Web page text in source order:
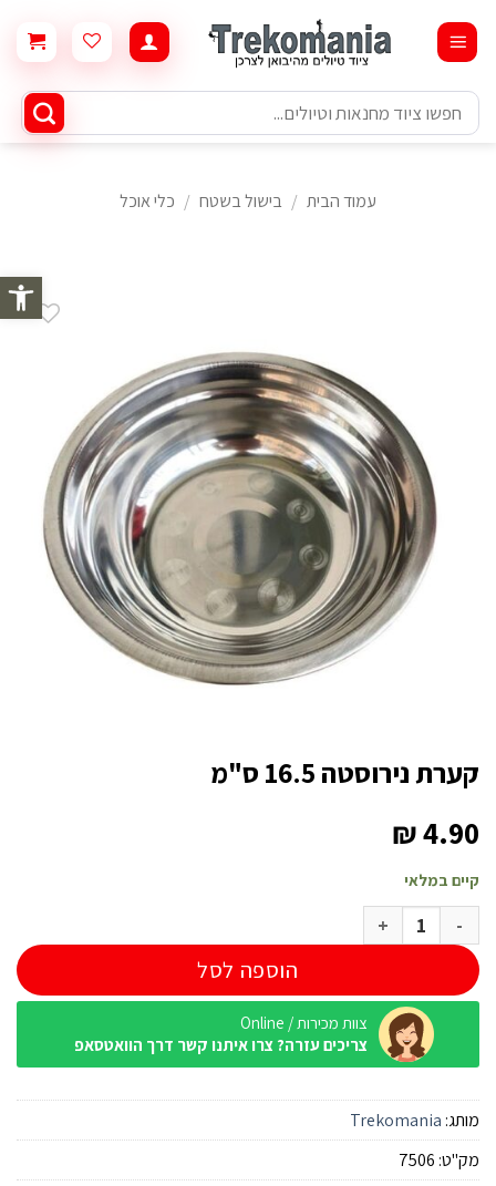
פתח
content
חיפוש
עבור:
עמוד הבית / בישול בשטח / כלי אוכל
קערת נירוסטה 16.5 ס"מ
₪4.90
קיים במלאי
כמות של קערת נירוסטה 16.5 ס"מ
הוספה לסל
צוות מכירות / Online
צריכים עזרה? צרו איתנו קשר דרך הוואטסאפ
מותג: Trekomania
מק"ט: 7506